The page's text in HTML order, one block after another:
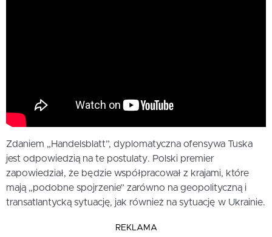
Zdaniem „Handelsblatt”, dyplomatyczna ofensywa Tuska
jest odpowiedzią na te postulaty. Polski premier
zapowiedział, że będzie współpracował z krajami, które
mają „podobne spojrzenie” zarówno na geopolityczną i
transatlantycką sytuację, jak również na sytuację w Ukrainie.
REKLAMA